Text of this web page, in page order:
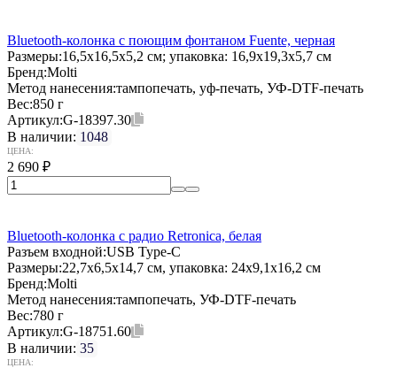
Bluetooth-колонка с поющим фонтаном Fuente, черная
Размеры:16,5x16,5x5,2 см; упаковка: 16,9x19,3x5,7 см
Бренд:Molti
Метод нанесения:тампопечать, уф-печать, УФ-DTF-печать
Вес:850 г
Артикул:G-18397.30
В наличии: 1048
ЦЕНА:
2 690 ₽
Bluetooth-колонка с радио Retronica, белая
Разъем входной:USB Type-C
Размеры:22,7x6,5x14,7 см, упаковка: 24x9,1x16,2 см
Бренд:Molti
Метод нанесения:тампопечать, УФ-DTF-печать
Вес:780 г
Артикул:G-18751.60
В наличии: 35
ЦЕНА: